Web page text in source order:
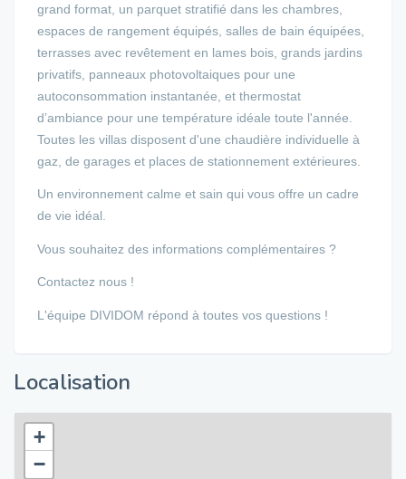
grand format, un parquet stratifié dans les chambres,
espaces de rangement équipés, salles de bain équipées,
terrasses avec revêtement en lames bois, grands jardins
privatifs, panneaux photovoltaiques pour une
autoconsommation instantanée, et thermostat
d’ambiance pour une température idéale toute l'année.
Toutes les villas disposent d'une chaudière individuelle à
gaz, de garages et places de stationnement extérieures.
Un environnement calme et sain qui vous offre un cadre
de vie idéal.
Vous souhaitez des informations complémentaires ?
Contactez nous !
L'équipe DIVIDOM répond à toutes vos questions !
Localisation
+
−